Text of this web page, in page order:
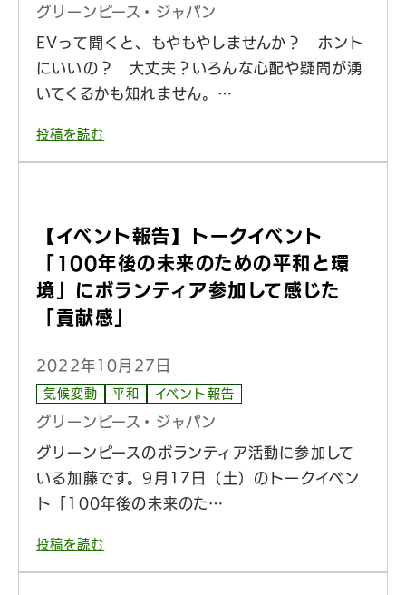
グリーンピース・ジャパン
EVって聞くと、もやもやしませんか？ ホント
にいいの？ 大丈夫？いろんな心配や疑問が湧
いてくるかも知れません。…
投稿を読む
【イベント報告】トークイベント
「100年後の未来のための平和と環
境」にボランティア参加して感じた
「貢献感」
2022年10月27日
気候変動 平和 イベント報告
グリーンピース・ジャパン
グリーンピースのボランティア活動に参加して
いる加藤です。9月17日（土）のトークイベン
ト「100年後の未来のた…
投稿を読む